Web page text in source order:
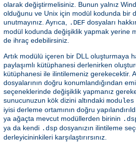
olarak değiştirmelisiniz. Bunun yalnız
olduğunu ve Unix için modül kodunda bir
unutmayınız. Ayrıca, .DEF dosyaları
modül kodunda değişiklik yapmak yerine
de ihraç edebilirsiniz.
Artık modülü içeren bir DLL oluşturmaya
paylaşımlı kütüphanesi derlenirken
kütüphanesi ile ilintilemeniz gerekecektir.
dosyalarının doğru konumlandığından
seçeneklerinde değişiklik yapmanız
sunucunuzun kök dizini altındaki modules
iyisi derleme ortamının doğru
ya ağaçta mevcut modüllerden birinin
ya da kendi .dsp dosyanızın ilintileme
derleyicininkileri karşılaştırırsınız.